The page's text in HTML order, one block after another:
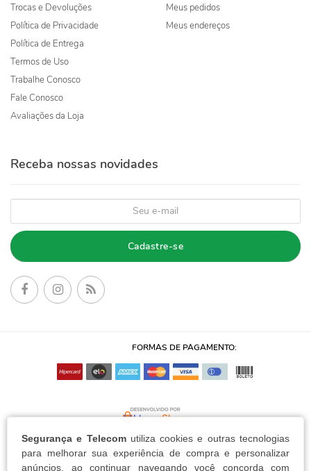
Segurança e Telecomutiliza cookies e outras tecnologias
para melhorar sua experiência de compra e personalizar
anúncios, ao continuar navegando você concorda com
Trocas e Devoluções
Política de Privacidade
Política de Entrega
Termos de Uso
Trabalhe Conosco
Fale Conosco
Avaliações da Loja
Meus pedidos
Meus endereços
Receba nossas novidades
Cadastre-se
FORMAS DE PAGAMENTO: